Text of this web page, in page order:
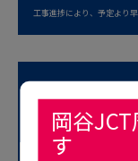
工事進捗により、予定より
8/24（月）
→9/12（
岡谷
す